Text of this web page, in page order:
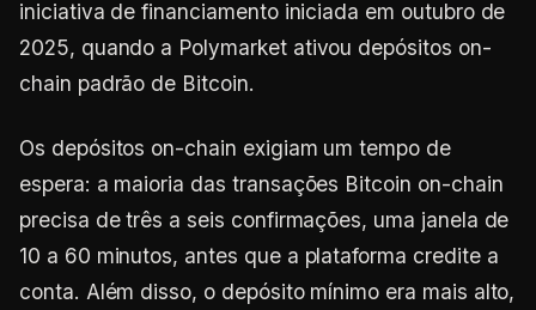
iniciativa de financiamento iniciada em outubro de
2025, quando a Polymarket ativou depósitos on-
chain padrão de Bitcoin.
Os depósitos on-chain exigiam um tempo de
espera: a maioria das transações Bitcoin on-chain
precisa de três a seis confirmações, uma janela de
10 a 60 minutos, antes que a plataforma credite a
conta. Além disso, o depósito mínimo era mais alto,